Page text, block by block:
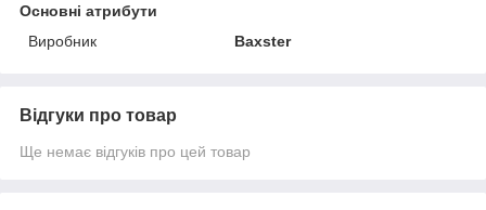
Основні атрибути
Виробник
Baxster
Відгуки про товар
Ще немає відгуків про цей товар